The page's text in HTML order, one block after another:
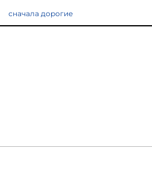
сначала дорогие